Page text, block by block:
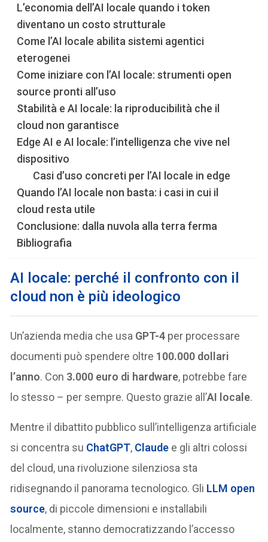
L’economia dell’AI locale quando i token
diventano un costo strutturale
Come l’AI locale abilita sistemi agentici
eterogenei
Come iniziare con l’AI locale: strumenti open
source pronti all’uso
Stabilità e AI locale: la riproducibilità che il
cloud non garantisce
Edge AI e AI locale: l’intelligenza che vive nel
dispositivo
Casi d’uso concreti per l’AI locale in edge
Quando l’AI locale non basta: i casi in cui il
cloud resta utile
Conclusione: dalla nuvola alla terra ferma
Bibliografia
AI locale: perché il confronto con il
cloud non è più ideologico
Un’azienda media che usa GPT-4 per processare
documenti può spendere oltre 100.000 dollari
l’anno. Con 3.000 euro di hardware, potrebbe fare
lo stesso – per sempre. Questo grazie all’AI locale.
Mentre il dibattito pubblico sull’intelligenza artificiale
si concentra su ChatGPT, Claude e gli altri colossi
del cloud, una rivoluzione silenziosa sta
ridisegnando il panorama tecnologico. Gli LLM open
source, di piccole dimensioni e installabili
localmente, stanno democratizzando l’accesso